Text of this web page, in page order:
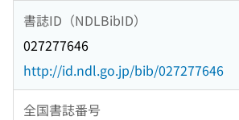
書誌ID（NDLBibID）
027277646
http://id.ndl.go.jp/bib/027277646
全国書誌番号